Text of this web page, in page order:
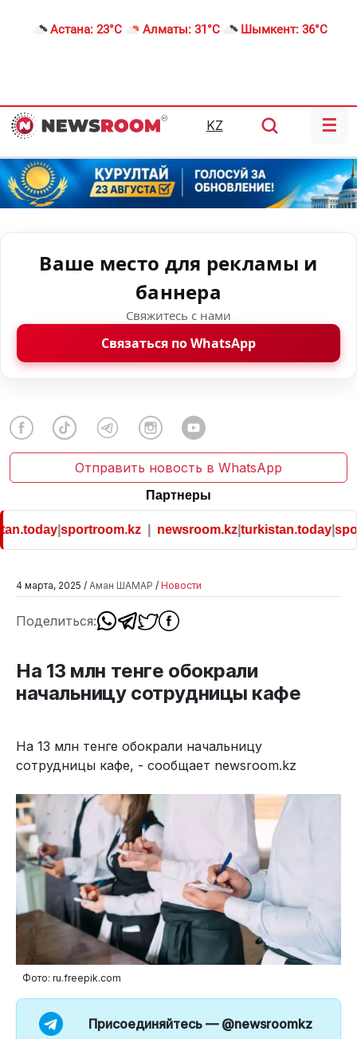
Астана: 23°C Алматы: 31°C Шымкент: 36°C
KZ ☰
Ваше место для рекламы и
баннера
Свяжитесь с нами
Связаться по WhatsApp
Отправить новость в WhatsApp
Партнеры
|sportroom.kz| newsroom.kz|turkistan.today|
4 марта, 2025 / Аман ШАМАР / Новости
Поделиться:
На 13 млн тенге обокрали
начальницу сотрудницы кафе
На 13 млн тенге обокрали начальницу
сотрудницы кафе, - сообщает newsroom.kz
Фото: ru.freepik.com
Присоединяйтесь — @newsroomkz